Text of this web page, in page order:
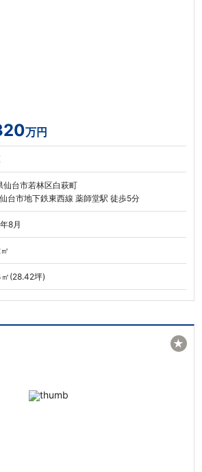
万円
仙台市若林区白萩町
台市地下鉄東西線 薬師堂駅 徒歩5分
8月
(28.42坪)
★